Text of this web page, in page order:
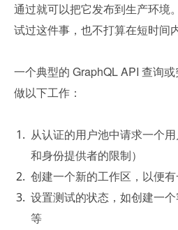
通过就可以把它发布到生产环境
试过这件事，也不打算在短时间
一个典型的 GraphQL API 查询
做以下工作：
从认证的用户池中请求一个
和身份提供者的限制）
创建一个新的工作区，以便
设置测试的状态，如创建一
等